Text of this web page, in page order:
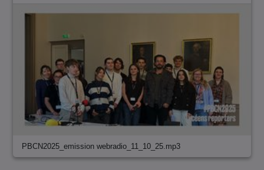
PBCN2025_emission webradio_11_10_25.mp3